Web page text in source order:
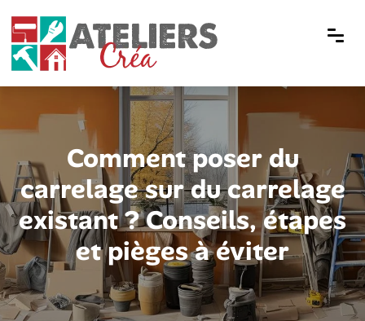
Comment poser du
carrelage sur du carrelage
existant ? Conseils, étapes
et pièges à éviter